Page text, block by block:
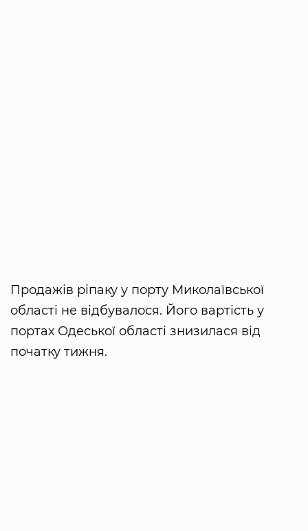
Продажів ріпаку у порту Миколаївської
області не відбувалося. Його вартість у
портах Одеської області знизилася від
початку тижня.